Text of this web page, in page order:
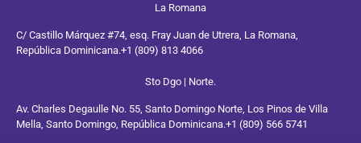
La Romana
C/ Castillo Márquez #74, esq. Fray Juan de Utrera, La Romana,
República Dominicana.+1 (809) 813 4066
Sto Dgo | Norte.
Av. Charles Degaulle No. 55, Santo Domingo Norte, Los Pinos de Villa
Mella, Santo Domingo, República Dominicana.+1 (809) 566 5741